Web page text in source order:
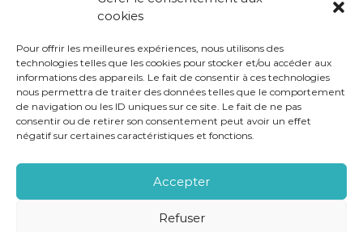
cookies
Pour offrir les meilleures expériences, nous utilisons des
technologies telles que les cookies pour stocker et/ou accéder aux
informations des appareils. Le fait de consentir à ces technologies
nous permettra de traiter des données telles que le comportement
de navigation ou les ID uniques sur ce site. Le fait de ne pas
consentir ou de retirer son consentement peut avoir un effet
négatif sur certaines caractéristiques et fonctions.
Accepter
Refuser
o
n
d
e
Brio Coaching - Tous droits réservés 2023